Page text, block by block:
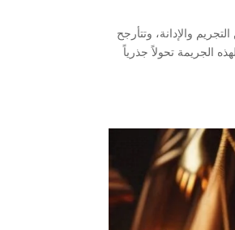
والإدانة، وتتأرجح
الجريمة تحولاً جذرياً